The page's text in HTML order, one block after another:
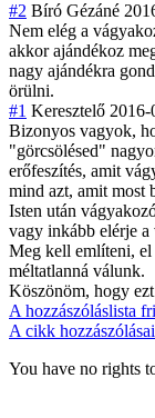
#2 Bíró Gézáné
Nem elég a
akkor ajándékoz
nagy ajándékra
örülni.
#1 Keresztelő 2016-
Bizonyos vagyok,
"görcsölésed"
erőfeszítés, amit
mind azt, amit most
Isten után
vagy inkább elérje
Meg kell említeni, el
méltatlanná válunk.
Köszönöm, hogy
A hozzászóláslista
A cikk
You have no rights